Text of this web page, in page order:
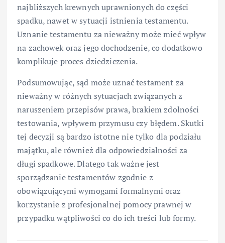
najbliższych krewnych uprawnionych do części
spadku, nawet w sytuacji istnienia testamentu.
Uznanie testamentu za nieważny może mieć wpływ
na zachowek oraz jego dochodzenie, co dodatkowo
komplikuje proces dziedziczenia.
Podsumowując, sąd może uznać testament za
nieważny w różnych sytuacjach związanych z
naruszeniem przepisów prawa, brakiem zdolności
testowania, wpływem przymusu czy błędem. Skutki
tej decyzji są bardzo istotne nie tylko dla podziału
majątku, ale również dla odpowiedzialności za
długi spadkowe. Dlatego tak ważne jest
sporządzanie testamentów zgodnie z
obowiązującymi wymogami formalnymi oraz
korzystanie z profesjonalnej pomocy prawnej w
przypadku wątpliwości co do ich treści lub formy.